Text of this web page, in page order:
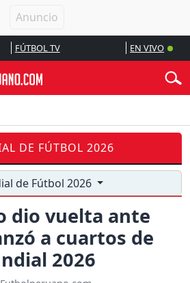
FÚTBOL TV EN VIVO
DE FÚTBOL 2026
de Fútbol 2026
dio vuelta ante
a cuartos de
2026